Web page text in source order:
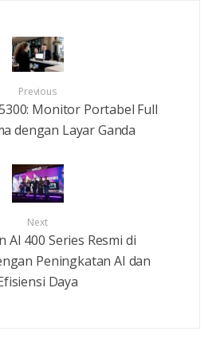
Previous
Monitor Portabel Full
dengan Layar Ganda
Next
AI 400 Series Resmi di
Peningkatan AI dan
Daya